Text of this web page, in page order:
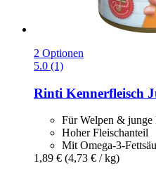
2 Optionen
5.0 (1)
Rinti Kennerfleisch
Für Welpen & junge
Hoher Fleischanteil
Mit Omega-3-
1,89 € (4,73 € / kg)